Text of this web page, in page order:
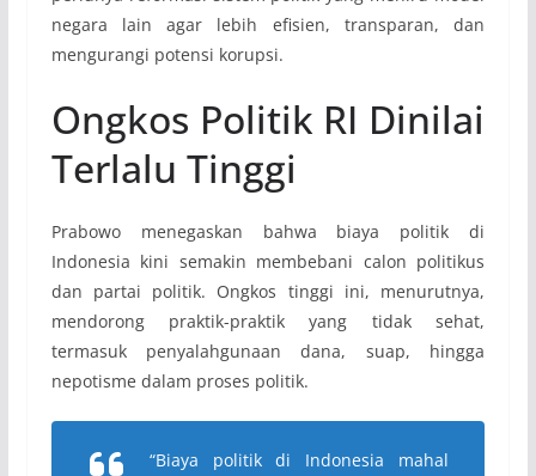
negara lain agar lebih efisien, transparan, dan
mengurangi potensi korupsi.
Ongkos Politik RI Dinilai
Terlalu Tinggi
Prabowo menegaskan bahwa biaya politik di
Indonesia kini semakin membebani calon politikus
dan partai politik. Ongkos tinggi ini, menurutnya,
mendorong praktik-praktik yang tidak sehat,
termasuk penyalahgunaan dana, suap, hingga
nepotisme dalam proses politik.
“Biaya politik di Indonesia mahal